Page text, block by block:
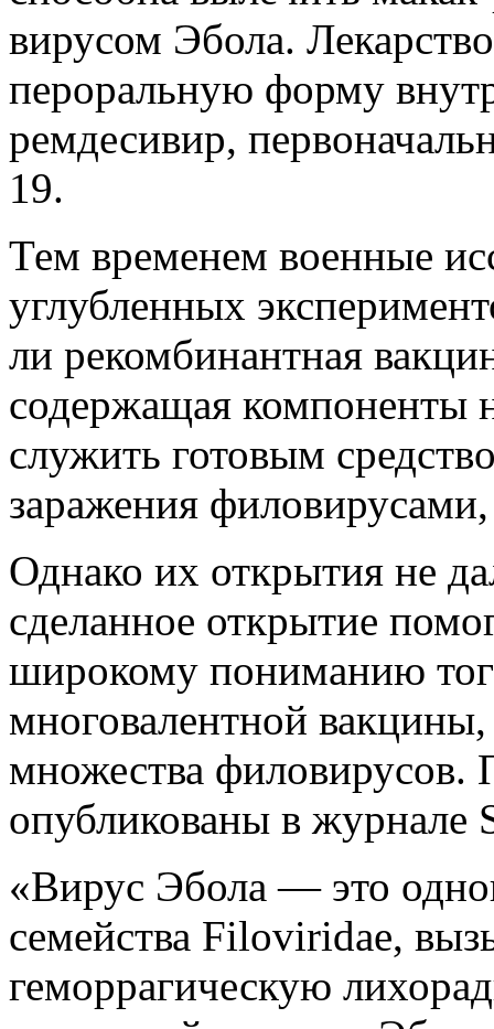
вирусом Эбола.
пероральную форму
ремдесивир,
19.
Тем временем военные
углубленных
ли рекомбинантная
содержащая компоненты
служить готовым
заражения
Однако их открытия не
сделанное открытие
широкому пониманию
многовалентной
множества филовирусов.
опубликованы в журнале
«Вирус Эбола — это
семейства Filoviridae,
геморрагическую